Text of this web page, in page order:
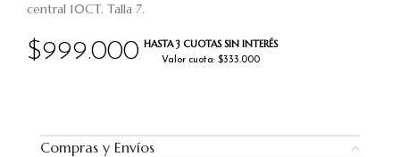
$999.000 HASTA 3 CUOTAS SIN INTERÉS
Valor cuota: $333.000
central 10CT. Talla 7.
Compras y Envíos